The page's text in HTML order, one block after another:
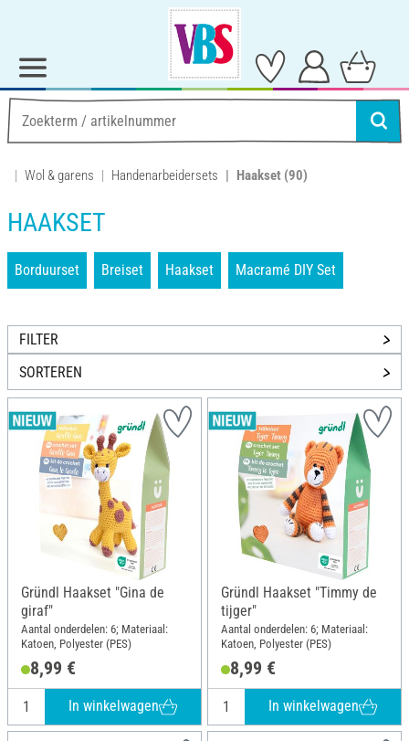
Wol & garens Handenarbeidersets Haakset (90)
HAAKSET
Borduurset Breiset Haakset Macramé DIY Set
FILTER
SORTEREN
Gründl Haakset "Gina de
giraf"
Aantal onderdelen: 6; Materiaal:
Katoen, Polyester (PES)
8,99 €
In winkelwagen
Gründl Haakset "Timmy de
tijger"
Aantal onderdelen: 6; Materiaal:
Katoen, Polyester (PES)
8,99 €
In winkelwagen